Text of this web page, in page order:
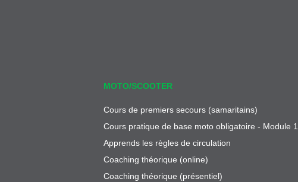
MOTO/SCOOTER
Cours de premiers secours (samaritains)
Cours pratique de base moto obligatoire - Module 1
Apprends les règles de circulation
Coaching théorique (online)
Coaching théorique (présentiel)